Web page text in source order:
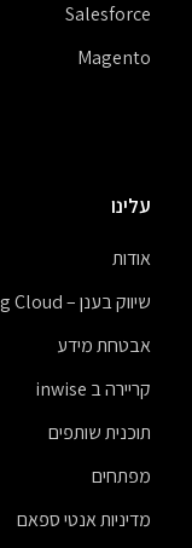
Salesforce
Magento
עלינו
אודות
שיווק בענן – Marketing Cloud
אבטחת מידע
קריירה ב inwise
תוכנית שותפים
מפתחים
מדיניות אנטי ספאם